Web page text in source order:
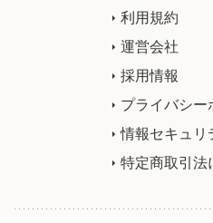
利用規約
運営会社
採用情報
プライバシー
情報セキュリ
特定商取引法